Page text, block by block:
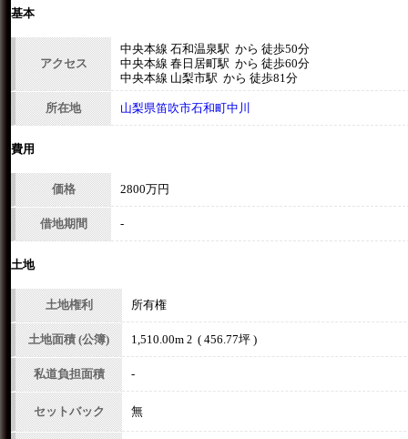
基本
アクセス
中央本線 石和温泉駅 から 徒歩50分
中央本線 春日居町駅 から 徒歩60分
中央本線 山梨市駅 から 徒歩81分
所在地 山梨県笛吹市石和町中川
費用
価格 2800万円
借地期間 -
土地
土地権利 所有権
土地面積 (公簿) 1,510.00m 2 ( 456.77坪 )
私道負担面積 -
セットバック 無